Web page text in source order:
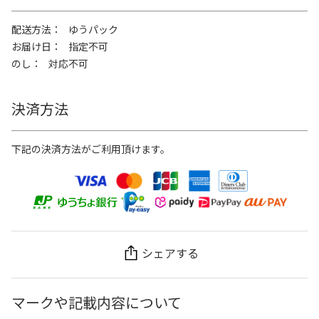
配送方法
ゆうパック
お届け日
指定不可
のし
対応不可
決済方法
下記の決済方法がご利用頂けます。
シェアする
マークや記載内容について